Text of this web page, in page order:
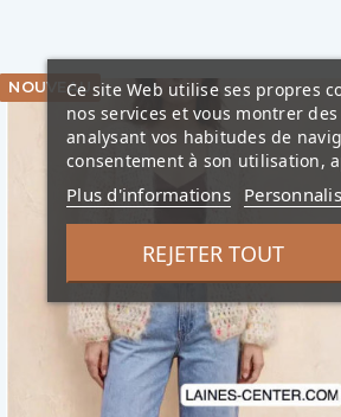
NOUVEAUCe site Web utilise ses propres
nos services et vous montrer
analysant vos habitudes de
consentement à son utilisation,
Plus d'informations
REJETER TOUT